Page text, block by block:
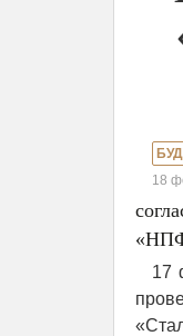
18
17